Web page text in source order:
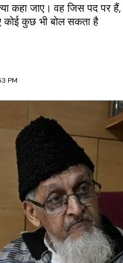
कहा जाए। वह जिस पद पर
कोई कुछ भी बोल सकता है
PM